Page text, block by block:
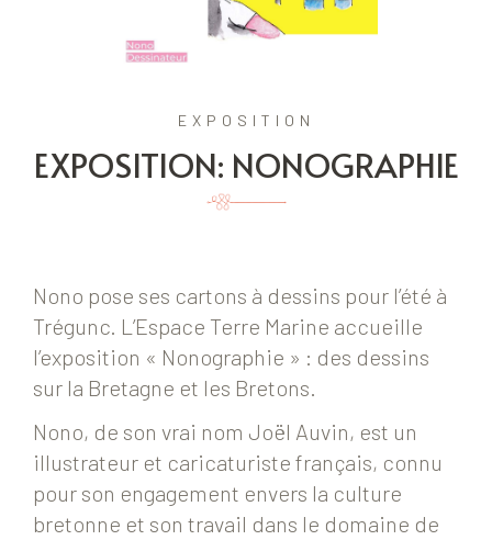
EXPOSITION
EXPOSITION: NONOGRAPHIE
Nono pose ses cartons à dessins pour l’été à
Trégunc. L’Espace Terre Marine accueille
l’exposition « Nonographie » : des dessins
sur la Bretagne et les Bretons.
Nono, de son vrai nom Joël Auvin, est un
illustrateur et caricaturiste français, connu
pour son engagement envers la culture
bretonne et son travail dans le domaine de